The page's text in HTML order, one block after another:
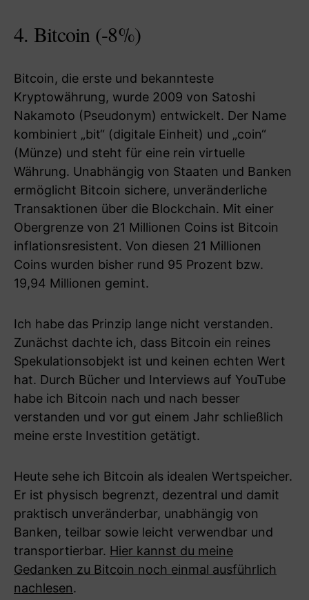
4. Bitcoin (-8%)
Bitcoin, die erste und bekannteste
Kryptowährung, wurde 2009 von Satoshi
Nakamoto (Pseudonym) entwickelt. Der Name
kombiniert „bit“ (digitale Einheit) und „coin“
(Münze) und steht für eine rein virtuelle
Währung. Unabhängig von Staaten und Banken
ermöglicht Bitcoin sichere, unveränderliche
Transaktionen über die Blockchain. Mit einer
Obergrenze von 21 Millionen Coins ist Bitcoin
inflationsresistent. Von diesen 21 Millionen
Coins wurden bisher rund 95 Prozent bzw.
19,94 Millionen gemint.
Ich habe das Prinzip lange nicht verstanden.
Zunächst dachte ich, dass Bitcoin ein reines
Spekulationsobjekt ist und keinen echten Wert
hat. Durch Bücher und Interviews auf YouTube
habe ich Bitcoin nach und nach besser
verstanden und vor gut einem Jahr schließlich
meine erste Investition getätigt.
Heute sehe ich Bitcoin als idealen Wertspeicher.
Er ist physisch begrenzt, dezentral und damit
praktisch unveränderbar, unabhängig von
Banken, teilbar sowie leicht verwendbar und
transportierbar. Hier kannst du meine
Gedanken zu Bitcoin noch einmal ausführlich
nachlesen.